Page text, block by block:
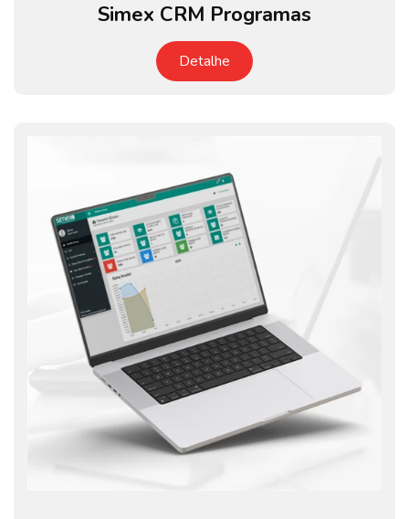
Simex CRM Programas
Detalhe